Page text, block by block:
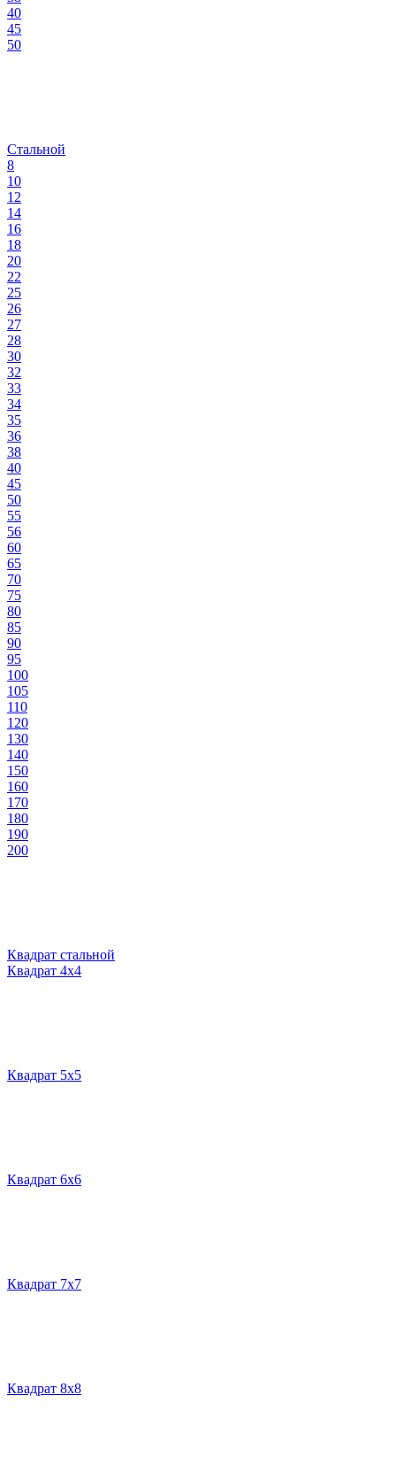
40
45
50
Стальной
8
10
12
14
16
18
20
22
25
26
27
28
30
32
33
34
35
36
38
40
45
50
55
56
60
65
70
75
80
85
90
95
100
105
110
120
130
140
150
160
170
180
190
200
Квадрат стальной
Квадрат 4х4
Квадрат 5х5
Квадрат 6х6
Квадрат 7х7
Квадрат 8х8